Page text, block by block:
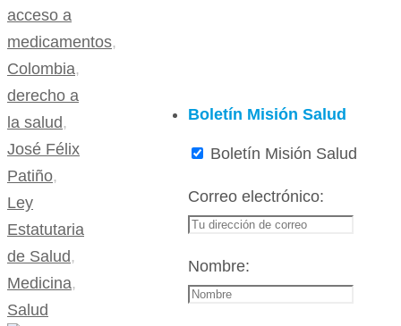
acceso a
medicamentos,
Colombia,
derecho a
la salud ,
José Félix
Patiño,
Ley
Estatutaria
de Salud ,
Medicina,
Salud
Boletín Misión Salud
Boletín Misión Salud
Correo electrónico:
Nombre: